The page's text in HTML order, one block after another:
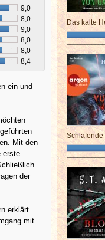
9,0
8,0
9,0
8,0
8,0
8,4
ein und
Mit den
erste
der
erklärt
mit
Das kalte
Schlafende